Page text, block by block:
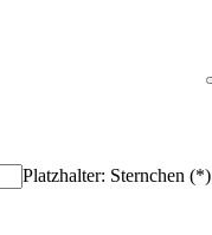
Platzhalter: Sternchen (*)